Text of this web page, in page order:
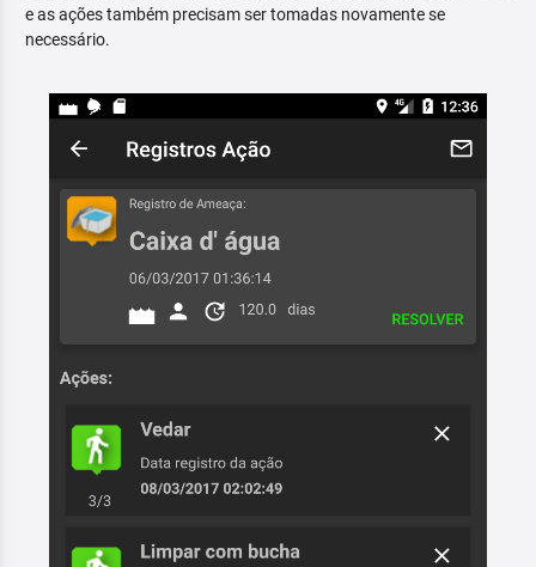
e as ações também precisam ser tomadas novamente se
necessário.